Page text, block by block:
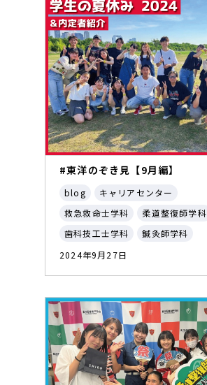
#東洋のぞき見【9月編】
blog
キャリアセンター
救急救命士学科
柔道整復師学科
歯科技工士学科
鍼灸師学科
2024年9月27日